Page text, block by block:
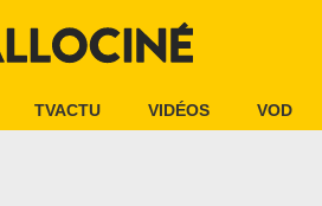
TVACTU VIDÉOS VOD